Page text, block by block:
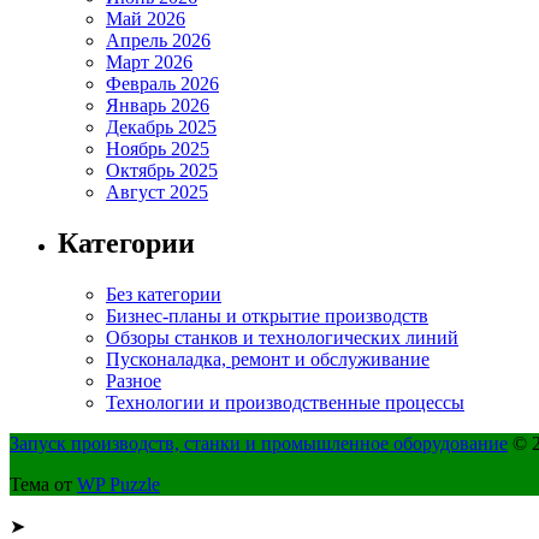
Май 2026
Апрель 2026
Март 2026
Февраль 2026
Январь 2026
Декабрь 2025
Ноябрь 2025
Октябрь 2025
Август 2025
Категории
Без категории
Бизнес-планы и открытие производств
Обзоры станков и технологических линий
Пусконаладка, ремонт и обслуживание
Разное
Технологии и производственные процессы
Запуск производств, станки и промышленное оборудование ©
Тема от WP Puzzle
➤